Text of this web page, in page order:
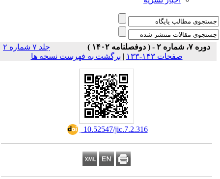
جلد ۷ شماره ۲
|برگشت به فهرست نسخه ها
‎ 10.52547/jic.7.2.316